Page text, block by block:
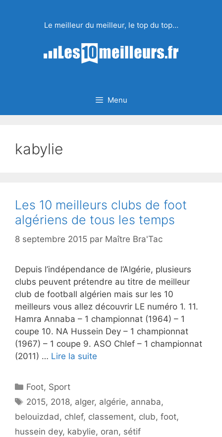
Le meilleur du meilleur, le top du top…
Menu
kabylie
Les 10 meilleurs clubs de foot
algériens de tous les temps
8 septembre 2015 par Maître Bra'Tac
Depuis l’indépendance de l’Algérie, plusieurs
clubs peuvent prétendre au titre de meilleur
club de football algérien mais sur les 10
meilleurs vous allez découvrir LE numéro 1. 11.
Hamra Annaba – 1 championnat (1964) – 1
coupe 10. NA Hussein Dey – 1 championnat
(1967) – 1 coupe 9. ASO Chlef – 1 championnat
(2011) … Lire la suite
Catégories
Foot, Sport
Étiquettes
2015, 2018, alger, algérie, annaba,
belouizdad , chlef, classement, club, foot,
hussein dey, kabylie, oran, sétif